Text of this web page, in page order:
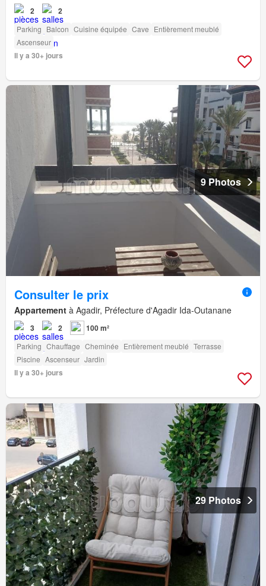
2 2
Parking Balcon Cuisine équipée Cave Entièrement meublé
Ascenseur
Il y a 30+ jours
9 Photos
Consulter le prix
Appartement à Agadir, Préfecture d'Agadir Ida-Outanane
3 2 100 m²
Parking Chauffage Cheminée Entièrement meublé Terrasse
Piscine Ascenseur Jardin
Il y a 30+ jours
29 Photos